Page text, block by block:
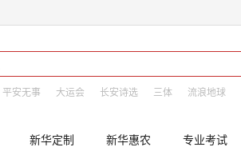
平安无事 大运会 长安诗选 三体 流浪地球
新华定制 新华惠农 专业考试